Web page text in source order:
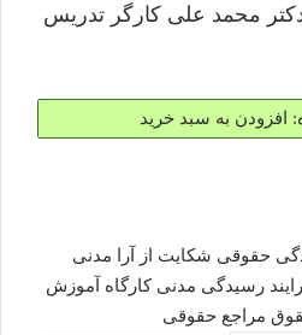
محمد علی کارگر تدریس
افزودن به سبد خرید
حقوقی شکایت از آرا مدنی
رسیدگی مدنی کارگاه آموزش
مراجع حقوقی